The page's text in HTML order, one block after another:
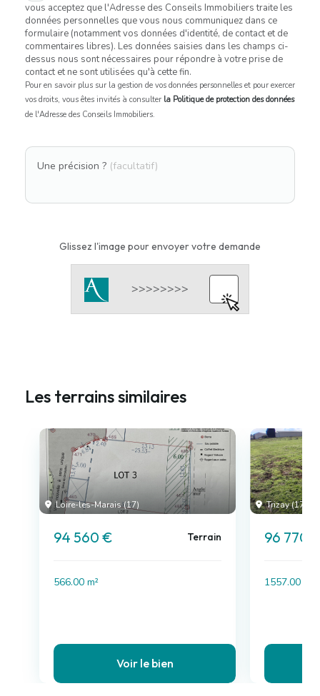
vous acceptez que l'Adresse des Conseils Immobiliers traite les
données personnelles que vous nous communiquez dans ce
formulaire (notamment vos données d'identité, de contact et de
commentaires libres). Les données saisies dans les champs ci-
dessus nous sont nécessaires pour répondre à votre prise de
contact et ne sont utilisées qu'à cette fin.
Pour en savoir plus sur la gestion de vos données personnelles et pour exercer
vos droits, vous êtes invités à consulter la Politique de protection des données
de l'Adresse des Conseils Immobiliers.
Une précision ? (facultatif)
Glissez l'image pour envoyer votre demande
Les terrains similaires
Loire-les-Marais (17)
94 560 € Terrain
566.00 m²
Voir le bien
Trizay (17)
96 770
1557.00 m²